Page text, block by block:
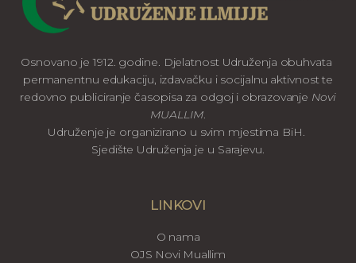
Osnovano je 1912. godine. Djelatnost Udruženja obuhvata
permanentnu edukaciju, izdavačku i socijalnu aktivnost te
redovno publiciranje časopisa za odgoj i obrazovanje Novi
MUALLIM.
Udruženje je organizirano u svim mjestima BiH.
Sjedište Udruženja je u Sarajevu.
LINKOVI
O nama
OJS Novi Muallim